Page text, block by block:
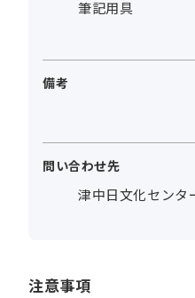
筆記用具
備考
問い合わせ先
津中日文化センタ
注意事項